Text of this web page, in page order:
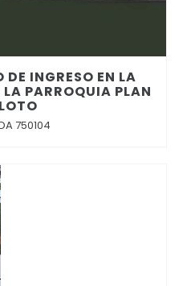
INGRESO EN LA
PARROQUIA PLAN
750104